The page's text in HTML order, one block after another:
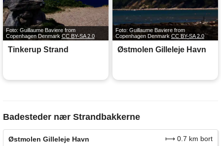
Foto: Guillaume Baviere from
Copenhagen Denmark CC BY-SA 2.0
Tinkerup Strand
Foto: Guillaume Baviere from
Copenhagen Denmark CC BY-SA 2.0
Østmolen Gilleleje Havn
Badesteder nær Strandbakkerne
Østmolen Gilleleje Havn
⟼ 0.7 km bort